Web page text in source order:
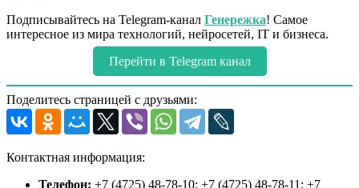
Подписывайтесь на Telegram-канал Генережка! Самое
интересное из мира технологий, нейросетей, IT и бизнеса.
Перейти в Telegram канал
Поделитесь страницей с друзьями:
Контактная информация:
Телефон: +7 (4725) 48-78-10; +7 (4725) 48-78-11; +7